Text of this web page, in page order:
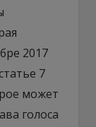
2017
7
может
голоса